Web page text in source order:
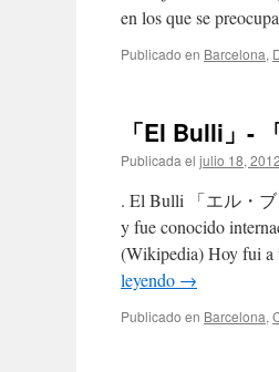
en los que se
Publicado en Barcelona,
「El Bulli」-
Publicada el julio 18, 2012
. El Bulli 「エル・ブ
y fue conocido
(Wikipedia) Hoy fui
leyendo →
Publicado en Barcelona,